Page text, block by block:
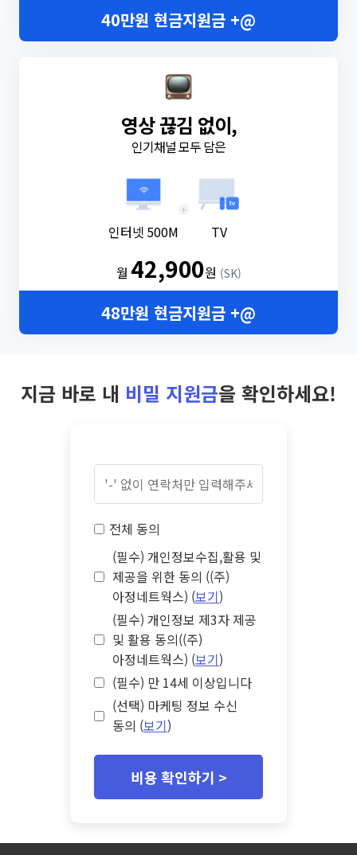
40만원 현금지원금 +@
영상 끊김 없이,
인기채널 모두 담은
인터넷 500M
+
TV
월 42,900원 (SK)
48만원 현금지원금 +@
지금 바로 내 비밀 지원금을 확인하세요!
전체 동의
(필수) 개인정보수집,활용 및
제공을 위한 동의 ((주)
아정네트웍스) (보기)
(필수) 개인정보 제3자 제공
및 활용 동의((주)
아정네트웍스) (보기)
(필수) 만 14세 이상입니다
(선택) 마케팅 정보 수신
동의 (보기)
비용 확인하기 >